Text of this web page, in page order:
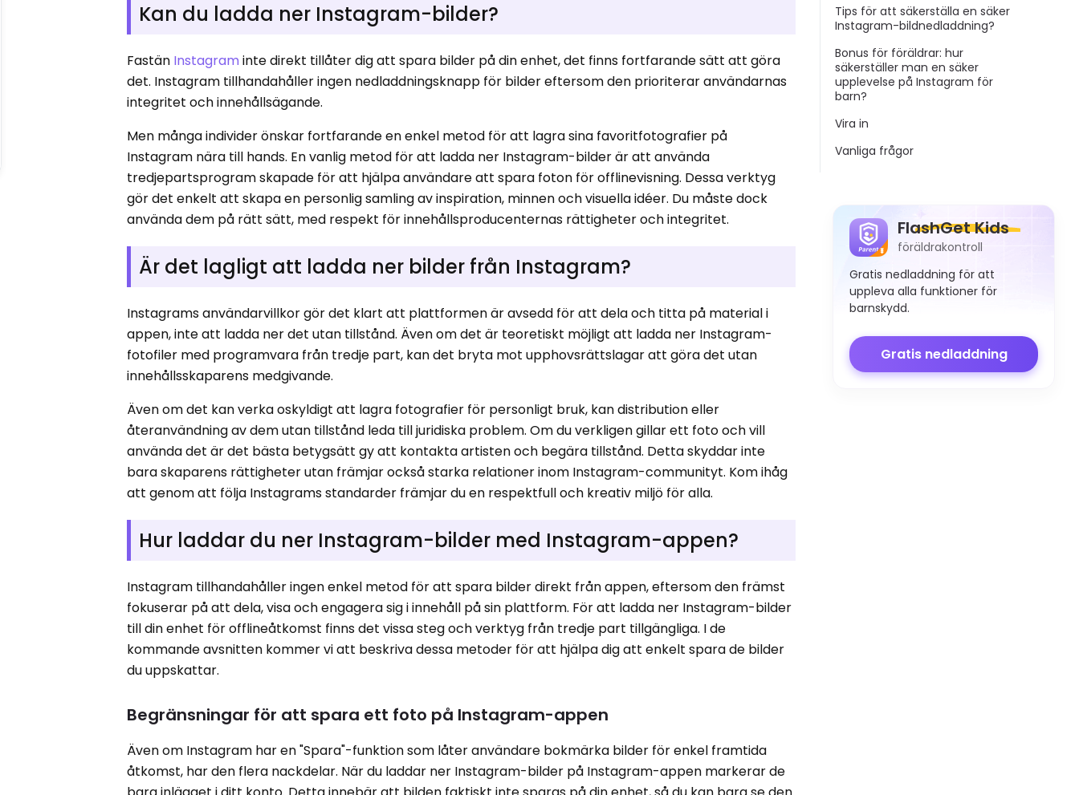
Kan du ladda ner Instagram-bilder?
Fastän Instagram inte direkt tillåter dig att spara bilder på din enhet, det finns fortfarande sätt att göra
det. Instagram tillhandahåller ingen nedladdningsknapp för bilder eftersom den prioriterar användarnas
integritet och innehållsägande.
Men många individer önskar fortfarande en enkel metod för att lagra sina favoritfotografier på
Instagram nära till hands. En vanlig metod för att ladda ner Instagram-bilder är att använda
tredjepartsprogram skapade för att hjälpa användare att spara foton för offlinevisning. Dessa verktyg
gör det enkelt att skapa en personlig samling av inspiration, minnen och visuella idéer. Du måste dock
använda dem på rätt sätt, med respekt för innehållsproducenternas rättigheter och integritet.
Är det lagligt att ladda ner bilder från Instagram?
Instagrams användarvillkor gör det klart att plattformen är avsedd för att dela och titta på material i
appen, inte att ladda ner det utan tillstånd. Även om det är teoretiskt möjligt att ladda ner Instagram-
fotofiler med programvara från tredje part, kan det bryta mot upphovsrättslagar att göra det utan
innehållsskaparens medgivande.
Även om det kan verka oskyldigt att lagra fotografier för personligt bruk, kan distribution eller
återanvändning av dem utan tillstånd leda till juridiska problem. Om du verkligen gillar ett foto och vill
använda det är det bästa betygsätt gy att kontakta artisten och begära tillstånd. Detta skyddar inte
bara skaparens rättigheter utan främjar också starka relationer inom Instagram-communityt. Kom ihåg
att genom att följa Instagrams standarder främjar du en respektfull och kreativ miljö för alla.
Hur laddar du ner Instagram-bilder med Instagram-appen?
Instagram tillhandahåller ingen enkel metod för att spara bilder direkt från appen, eftersom den främst
fokuserar på att dela, visa och engagera sig i innehåll på sin plattform. För att ladda ner Instagram-bilder
till din enhet för offlineåtkomst finns det vissa steg och verktyg från tredje part tillgängliga. I de
kommande avsnitten kommer vi att beskriva dessa metoder för att hjälpa dig att enkelt spara de bilder
du uppskattar.
Begränsningar för att spara ett foto på Instagram-appen
Även om Instagram har en "Spara"-funktion som låter användare bokmärka bilder för enkel framtida
åtkomst, har den flera nackdelar. När du laddar ner Instagram-bilder på Instagram-appen markerar de
Tips för att säkerställa en säker
Instagram-bildnedladdning?
Bonus för föräldrar: hur
säkerställer man en säker
upplevelse på Instagram för
barn?
Vira in
Vanliga frågor
FlashGet Kids
föräldrakontroll
Gratis nedladdning för att
uppleva alla funktioner för
barnskydd.
Gratis nedladdning